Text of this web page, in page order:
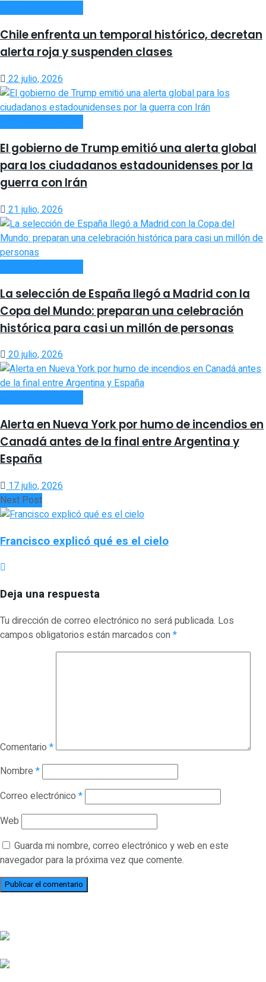
Chile enfrenta un temporal histórico, decretan
alerta roja y suspenden clases
22 julio, 2026
El gobierno de Trump emitió una alerta global
para los ciudadanos estadounidenses por la
guerra con Irán
21 julio, 2026
La selección de España llegó a Madrid con la
Copa del Mundo: preparan una celebración
histórica para casi un millón de personas
20 julio, 2026
Alerta en Nueva York por humo de incendios en
Canadá antes de la final entre Argentina y
España
17 julio, 2026
Next Post
Francisco explicó qué es el cielo
Deja una respuesta
Tu dirección de correo electrónico no será publicada. Los
campos obligatorios están marcados con*
Comentario *
Nombre *
Correo electrónico *
Web
Guarda mi nombre, correo electrónico y web en este
navegador para la próxima vez que comente.